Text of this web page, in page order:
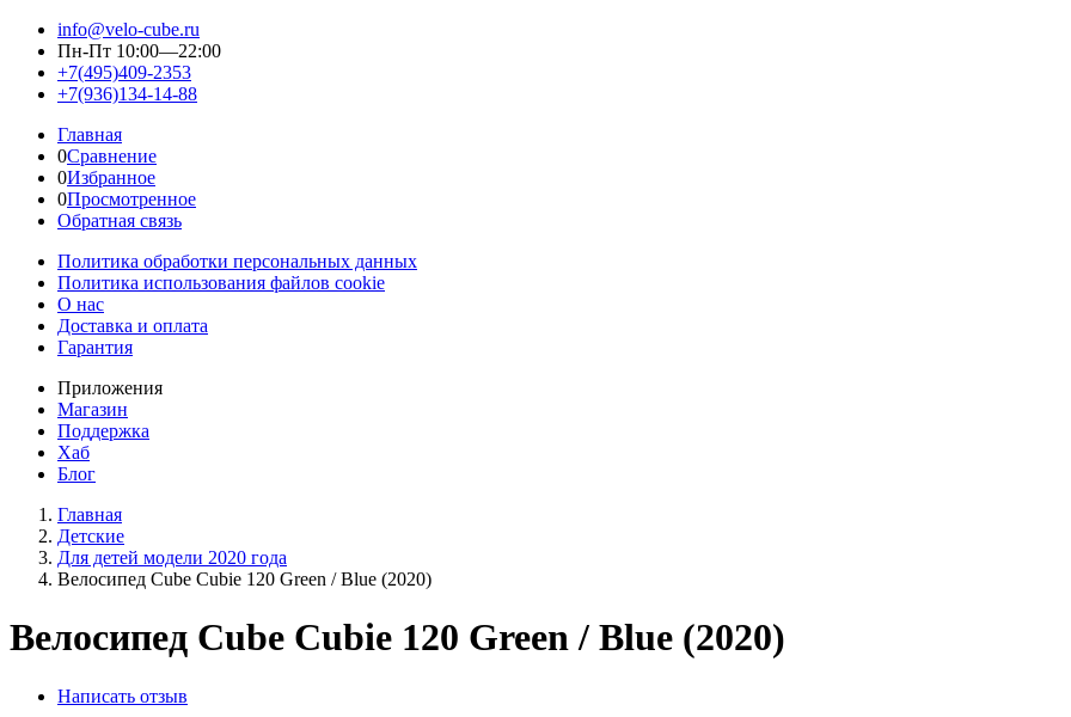
info@velo-cube.ru
Пн-Пт 10:00—22:00
+7(495)409-2353
+7(936)134-14-88
Главная
0Сравнение
0Избранное
0Просмотренное
Обратная связь
Политика обработки персональных данных
Политика использования файлов cookie
О нас
Доставка и оплата
Гарантия
Приложения
Магазин
Поддержка
Хаб
Блог
Главная
Детские
Для детей модели 2020 года
Велосипед Cube Cubie 120 Green / Blue (2020)
Велосипед Cube Cubie 120 Green / Blue (2020)
Написать отзыв